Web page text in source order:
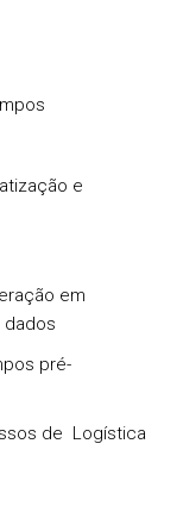
e
em
dados
pré-
de Logística